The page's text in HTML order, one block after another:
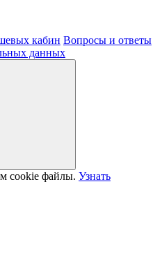
кабин Вопросы и ответы
данных
cookie файлы. Узнать